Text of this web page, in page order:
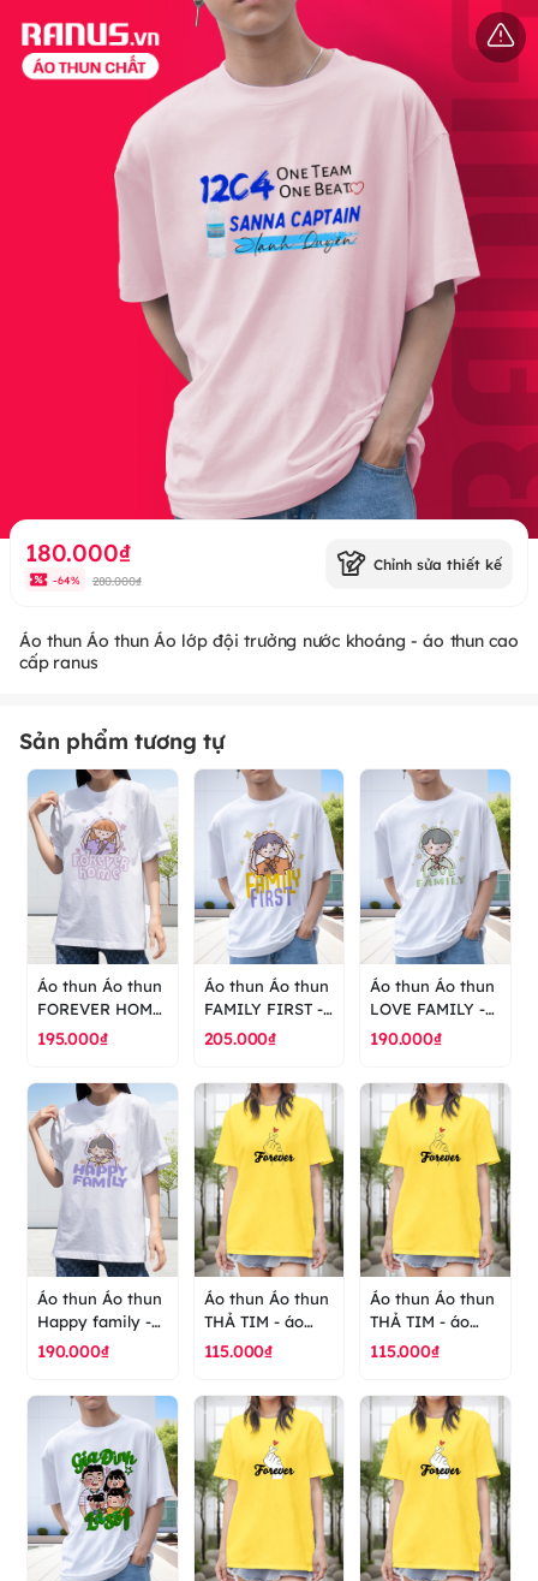
180.000₫
-64% 280.000₫
Chỉnh sửa thiết kế
Áo thun Áo thun Áo lớp đội trưởng nước khoáng - áo thun cao
cấp ranus
Sản phẩm tương tự
Áo thun Áo thun
FOREVER HOME
- áo thun cao
195.000₫
Áo thun Áo thun
FAMILY FIRST -
áo thun cao cấp
205.000₫
Áo thun Áo thun
LOVE FAMILY -
áo thun cao cấp
190.000₫
Áo thun Áo thun
Happy family -
áo thun cao cấp
190.000₫
Áo thun Áo thun
THẢ TIM - áo
thun cao cấp
115.000₫
Áo thun Áo thun
THẢ TIM - áo
thun cao cấp
115.000₫